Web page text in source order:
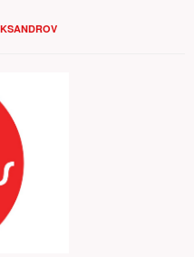
паренька из